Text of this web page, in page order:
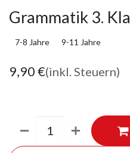
Grammatik 3.
7-8 Jahre 9-11 Jahre
9,90€(inkl. Steuern)